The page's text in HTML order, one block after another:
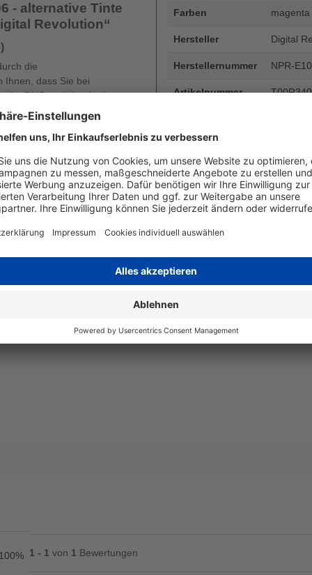
- alternative Tinte
Revolution“
die
Ihnen, dass Sie bei
der DHG und der dortigen
Ihres Druckers und die
diese auch nur gemindert
Farben magenta
Hersteller Digital
Herstellernummer NPR-
Artikelnummer
Seitenergiebigkeit bis zu
Beschreibung
Epson
Seiten -
Art
Wiegand & Partner GmbH,
Deutschland, E-Mail:
100% 1 - 1 von 1 Bewertungen